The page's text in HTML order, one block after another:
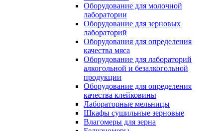
Оборудование для молочной
лаборатории
Оборудование для зерновых
лабораторий
Оборудования для определения
качества мяса
Оборудование для лабораторий
алкогольной и безалкогольной
продукции
Оборудование для определения
качества клейковины
Лабораторные мельницы
Шкафы сушильные зерновые
Влагомеры для зерна